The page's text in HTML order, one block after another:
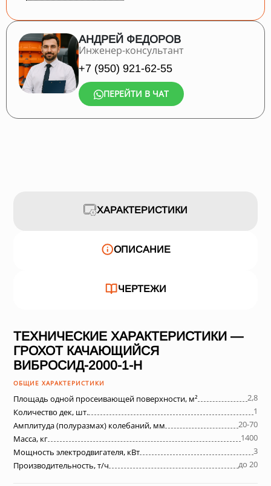
АНДРЕЙ ФЕДОРОВ
Инженер-консультант
+7 (950) 921-62-55
ПЕРЕЙТИ В ЧАТ
ХАРАКТЕРИСТИКИ
ОПИСАНИЕ
ЧЕРТЕЖИ
ТЕХНИЧЕСКИЕ ХАРАКТЕРИСТИКИ —
ГРОХОТ КАЧАЮЩИЙСЯ
ВИБРОСИД-2000-1-Н
ОБЩИЕ ХАРАКТЕРИСТИКИ
Площадь одной просеивающей поверхности, м²
2,8
Количество дек, шт.
1
Амплитуда (полуразмах) колебаний, мм
20-70
Масса, кг
1400
Мощность электродвигателя, кВт
3
Производительность, т/ч
до 20